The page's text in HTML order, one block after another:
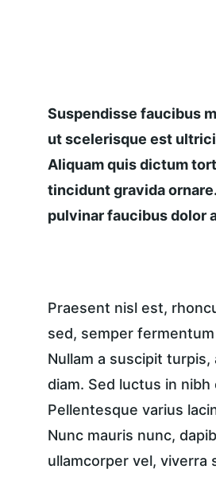
Suspendisse faucibus
ut scelerisque est
Aliquam quis dictum
tincidunt gravida
pulvinar faucibus dolor
Praesent nisl est,
sed, semper
Nullam a suscipit turpis,
diam. Sed luctus in nibh
Pellentesque varius
Nunc mauris nunc,
ullamcorper vel, viverra